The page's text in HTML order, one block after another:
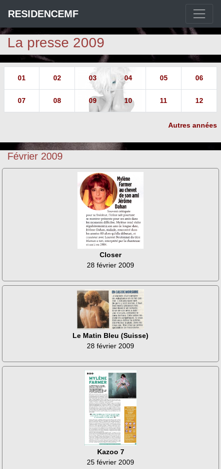
RESIDENCEMF
La presse 2009
01 02 03 04 05 06
07 08 09 10 11 12
Autres années
Février 2009
Closer
28 février 2009
Le Matin Bleu (Suisse)
28 février 2009
Kazoo 7
25 février 2009